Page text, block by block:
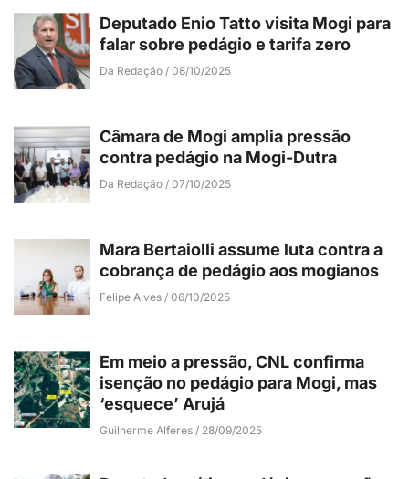
Deputado Enio Tatto visita Mogi para
falar sobre pedágio e tarifa zero
Da Redação 08/10/2025
Câmara de Mogi amplia pressão
contra pedágio na Mogi-Dutra
Da Redação 07/10/2025
Mara Bertaiolli assume luta contra a
cobrança de pedágio aos mogianos
Felipe Alves 06/10/2025
Em meio a pressão, CNL confirma
isenção no pedágio para Mogi, mas
‘esquece’ Arujá
Guilherme Alferes 28/09/2025